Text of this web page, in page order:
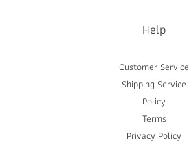
Help
Customer Service
Shipping Service
Policy
Terms
Privacy Policy